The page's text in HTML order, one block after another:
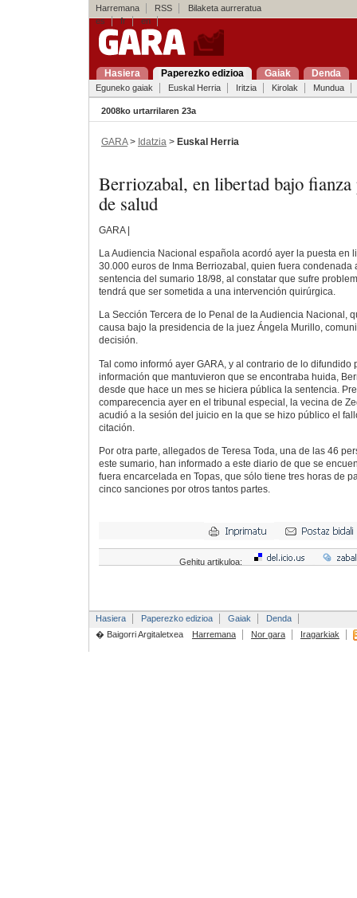
Harremana RSS
Bilaketa aurreratua
es
fr en
Hasiera Paperezko edizioa Gaiak Denda
Eguneko gaiak Euskal Herria Iritzia Kirolak Mundua
2008ko urtarrilaren 23a
GARA> Idatzia > Euskal Herria
Berriozabal, en libertad bajo
de salud
GARA |
La Audiencia Nacional española acordó ayer la puesta en
30.000 euros de Inma Berriozabal, quien fuera condenada
sentencia del sumario 18/98, al constatar que sufre
tendrá que ser sometida a una intervención quirúrgica.
La Sección Tercera de lo Penal de la Audiencia Nacional,
causa bajo la presidencia de la juez Ángela Murillo,
decisión.
Tal como informó ayer GARA, y al contrario de lo difundido
información que mantuvieron que se encontraba huida,
desde que hace un mes se hiciera pública la sentencia.
comparecencia ayer en el tribunal especial, la vecina de
acudió a la sesión del juicio en la que se hizo público el
citación.
Por otra parte, allegados de Teresa Toda, una de las 46
este sumario, han informado a este diario de que se
fuera encarcelada en Topas, que sólo tiene tres horas de
cinco sanciones por otros tantos partes.
Gehitu artikuloa:
Hasiera Paperezko edizioa Gaiak
Denda
� Baigorri Argitaletxea
Harremana Nor gara Iragarkiak